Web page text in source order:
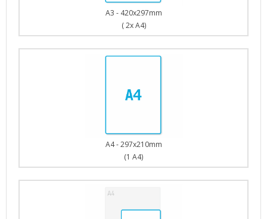
A3 - 420x297mm
( 2x A4)
A4 - 297x210mm
(1 A4)